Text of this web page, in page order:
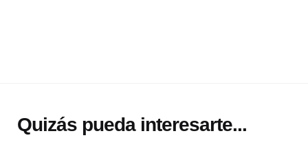
Quizás pueda interesarte...